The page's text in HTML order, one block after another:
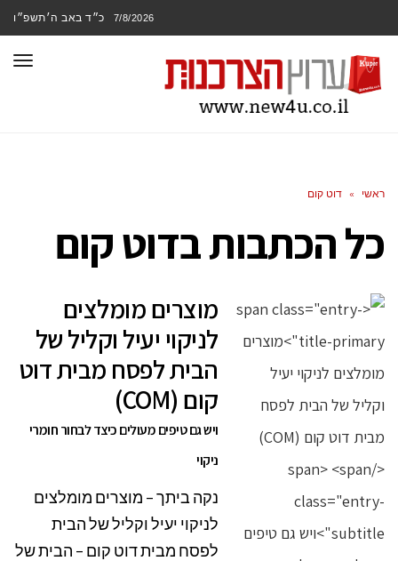
7/8/2026 כ״ד באב ה׳תשפ״ו
ראשי » דוט קום
כל הכתבות בדוט קום
מוצרים מומלצים
לניקוי יעיל וקליל של
הבית לפסח מבית דוט
קום (COM)
ויש גם טיפים מעולים כיצד לבחור חומרי
ניקוי
נקה ביתך – מוצרים מומלצים
לניקוי יעיל וקליל של הבית
לפסח מבית דוט קום – הבית של